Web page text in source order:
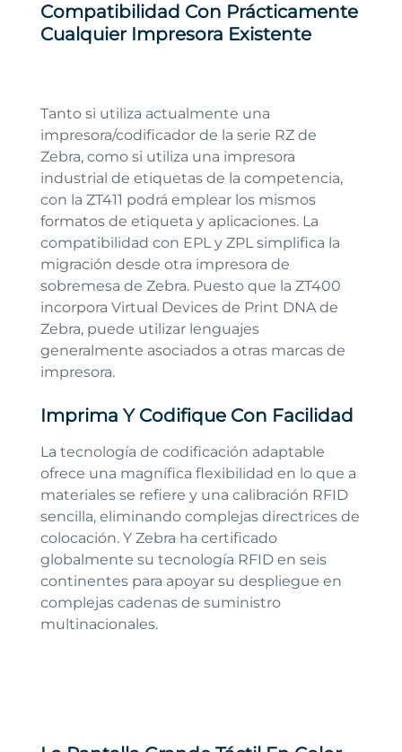
Compatibilidad Con Prácticamente
CualquieR Impresora Existente
Tanto si utiliza actualmente una
impresora/codificador de la serie RZ de
Zebra, como si utiliza una impresora
industrial de etiquetas de la competencia,
con la ZT411 podrá emplear los mismos
formatos de etiqueta y aplicaciones. La
compatibilidad con EPL y ZPL simplifica la
migración desde otra impresora de
sobremesa de Zebra. Puesto que la ZT400
incorpora Virtual Devices de Print DNA de
Zebra, puede utilizar lenguajes
generalmente asociados a otras marcas de
impresora.
Imprima Y Codifique Con Facilidad
La tecnología de codificación adaptable
ofrece una magnífica flexibilidad en lo que a
materiales se refiere y una calibración RFID
sencilla, eliminando complejas directrices de
colocación. Y Zebra ha certificado
globalmente su tecnología RFID en seis
continentes para apoyar su despliegue en
complejas cadenas de suministro
multinacionales.